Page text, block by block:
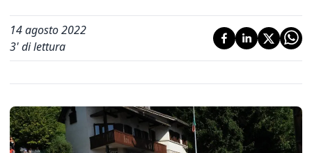
14 agosto 2022
3' di lettura